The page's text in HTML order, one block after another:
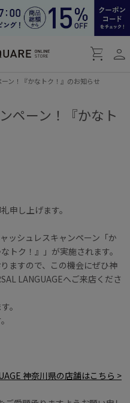
shopping_cart person
ン！『かなトク！』のお知らせ
ペーン！『かなト
申し上げます。
ッシュレスキャンペーン「か
トク！』」が実施されます。
ますので、この機会にぜひ神
LANGUAGEへご来店くださ
。
神奈川県の店舗はこちら >